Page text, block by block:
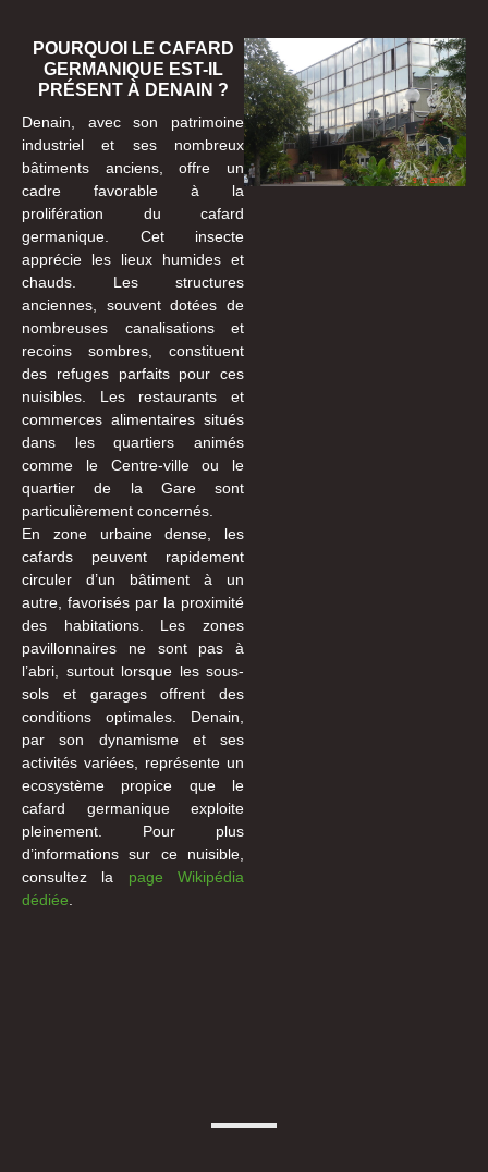
POURQUOI LE CAFARD
GERMANIQUE EST-IL
PRÉSENT À DENAIN ?
Denain, avec son patrimoine
industriel et ses nombreux
bâtiments anciens, offre un
cadre favorable à la
prolifération du cafard
germanique. Cet insecte
apprécie les lieux humides et
chauds. Les structures
anciennes, souvent dotées de
nombreuses canalisations et
recoins sombres, constituent
des refuges parfaits pour ces
nuisibles. Les restaurants et
commerces alimentaires situés
dans les quartiers animés
comme le Centre-ville ou le
quartier de la Gare sont
particulièrement concernés.
En zone urbaine dense, les
cafards peuvent rapidement
circuler d’un bâtiment à un
autre, favorisés par la proximité
des habitations. Les zones
pavillonnaires ne sont pas à
l’abri, surtout lorsque les sous-
sols et garages offrent des
conditions optimales. Denain,
par son dynamisme et ses
activités variées, représente un
ecosystème propice que le
cafard germanique exploite
pleinement. Pour plus
d’informations sur ce nuisible,
consultez la page Wikipédia
dédiée